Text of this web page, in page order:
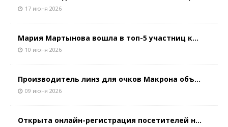
17 июня 2026
Мария Мартынова вошла в топ-5 участниц к...
10 июня 2026
Производитель линз для очков Макрона объ...
09 июня 2026
Открыта онлайн-регистрация посетителей н...